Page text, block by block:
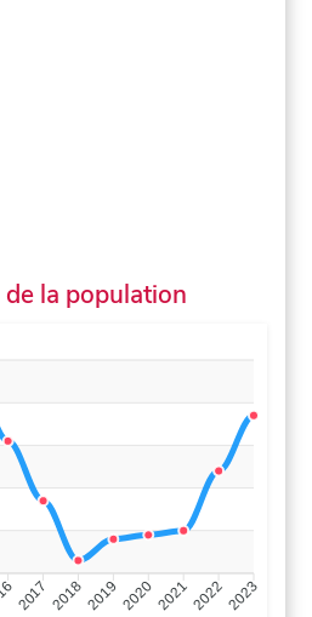
la population
2017 20182019 2020202120222023